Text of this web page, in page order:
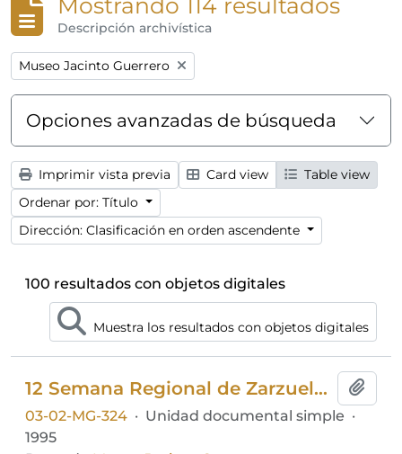
Descripción archivística
Remove filter:
Museo Jacinto Guerrero
Opciones avanzadas de búsqueda
Imprimir vista previa Card view
Table view
Ordenar por: Título
Dirección: Clasificación en orden ascendente
100 resultados con objetos digitales
Muestra los resultados con objetos digitales
12 Semana Regional de Zarzuela dedicada al Maestro Jacinto Guerrero
03-02-MG-324 · Unidad documental simple ·
1995